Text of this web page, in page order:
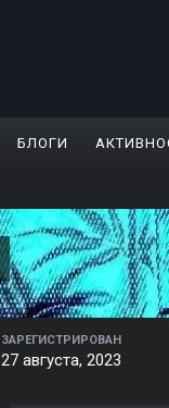
БЛОГИ
ЗАРЕГИСТРИРОВАН
27 августа, 2023